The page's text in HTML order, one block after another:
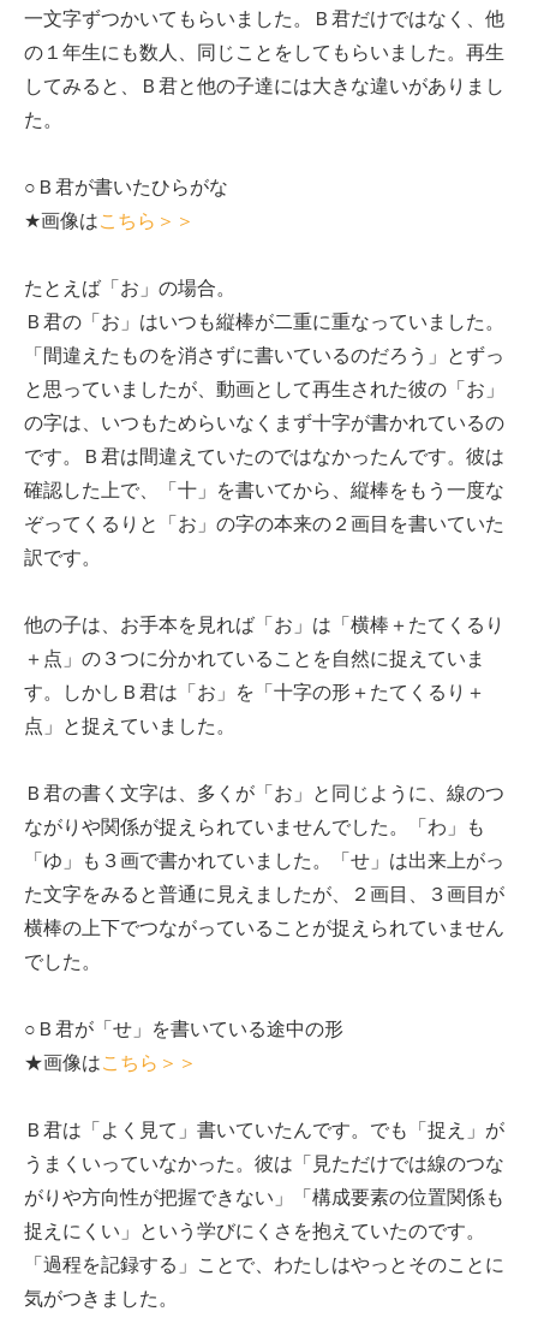
一文字ずつかいてもらいました。Ｂ君だけではなく、他
の１年生にも数人、同じことをしてもらいました。再生
してみると、Ｂ君と他の子達には大きな違いがありまし
た。
○Ｂ君が書いたひらがな
★画像はこちら＞＞
たとえば「お」の場合。
Ｂ君の「お」はいつも縦棒が二重に重なっていました。
「間違えたものを消さずに書いているのだろう」とずっ
と思っていましたが、動画として再生された彼の「お」
の字は、いつもためらいなくまず十字が書かれているの
です。Ｂ君は間違えていたのではなかったんです。彼は
確認した上で、「十」を書いてから、縦棒をもう一度な
ぞってくるりと「お」の字の本来の２画目を書いていた
訳です。
他の子は、お手本を見れば「お」は「横棒＋たてくるり
＋点」の３つに分かれていることを自然に捉えていま
す。しかしＢ君は「お」を「十字の形＋たてくるり＋
点」と捉えていました。
Ｂ君の書く文字は、多くが「お」と同じように、線のつ
ながりや関係が捉えられていませんでした。「わ」も
「ゆ」も３画で書かれていました。「せ」は出来上がっ
た文字をみると普通に見えましたが、２画目、３画目が
横棒の上下でつながっていることが捉えられていません
でした。
○Ｂ君が「せ」を書いている途中の形
★画像はこちら＞＞
Ｂ君は「よく見て」書いていたんです。でも「捉え」が
うまくいっていなかった。彼は「見ただけでは線のつな
がりや方向性が把握できない」「構成要素の位置関係も
捉えにくい」という学びにくさを抱えていたのです。
「過程を記録する」ことで、わたしはやっとそのことに
気がつきました。